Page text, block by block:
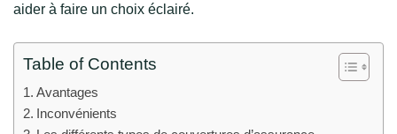
aider à faire un choix éclairé.
Table of Contents
Avantages
Inconvénients